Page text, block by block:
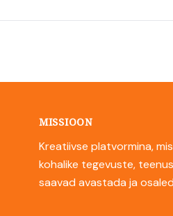
MISSIOON
Kreatiivse platvormina,
kohalike tegevuste,
saavad avastada ja